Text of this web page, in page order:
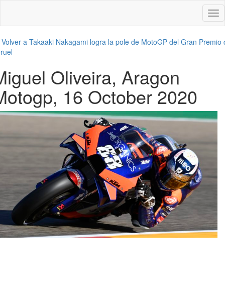
Volver a Takaaki Nakagami logra la pole de MotoGP del Gran Premio
Oliveira, Aragon
16 October 2020